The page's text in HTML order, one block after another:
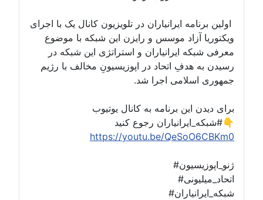
اولین برنامه ایرانیاران در تلویزیون کانال یک با اجرای
ویکتوریا آزاد موسس و رایزن این شبکه با موضوع
معرفی شبکه ایرانیاران و استراتژی این شبکه در
رسیدن به هدفِ اتحاد در اپوزیسیونِ مخالف با رژیم
جمهوری اسلامی اجرا شد.
برای دیدن این برنامه به کانال یوتیوب
#شبکه_ایرانیاران رجوع کنید👇
https://youtu.be/QeSoO6CBKm0
#ژنو_اپوزیسیون
#اتحاد_میلیونی
#شبکه_ایرانیاران